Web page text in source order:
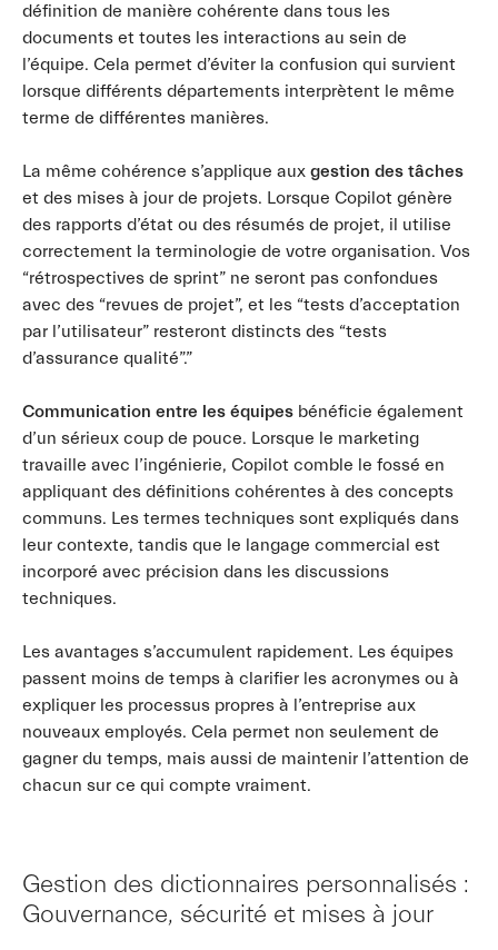
définition de manière cohérente dans tous les
documents et toutes les interactions au sein de
l’équipe. Cela permet d’éviter la confusion qui survient
lorsque différents départements interprètent le même
terme de différentes manières.
La même cohérence s’applique aux gestion des tâches
et des mises à jour de projets. Lorsque Copilot génère
des rapports d’état ou des résumés de projet, il utilise
correctement la terminologie de votre organisation. Vos
“rétrospectives de sprint” ne seront pas confondues
avec des “revues de projet”, et les “tests d’acceptation
par l’utilisateur” resteront distincts des “tests
d’assurance qualité”.”
Communication entre les équipes bénéficie également
d’un sérieux coup de pouce. Lorsque le marketing
travaille avec l’ingénierie, Copilot comble le fossé en
appliquant des définitions cohérentes à des concepts
communs. Les termes techniques sont expliqués dans
leur contexte, tandis que le langage commercial est
incorporé avec précision dans les discussions
techniques.
Les avantages s’accumulent rapidement. Les équipes
passent moins de temps à clarifier les acronymes ou à
expliquer les processus propres à l’entreprise aux
nouveaux employés. Cela permet non seulement de
gagner du temps, mais aussi de maintenir l’attention de
chacun sur ce qui compte vraiment.
Gestion des dictionnaires personnalisés :
Gouvernance, sécurité et mises à jour